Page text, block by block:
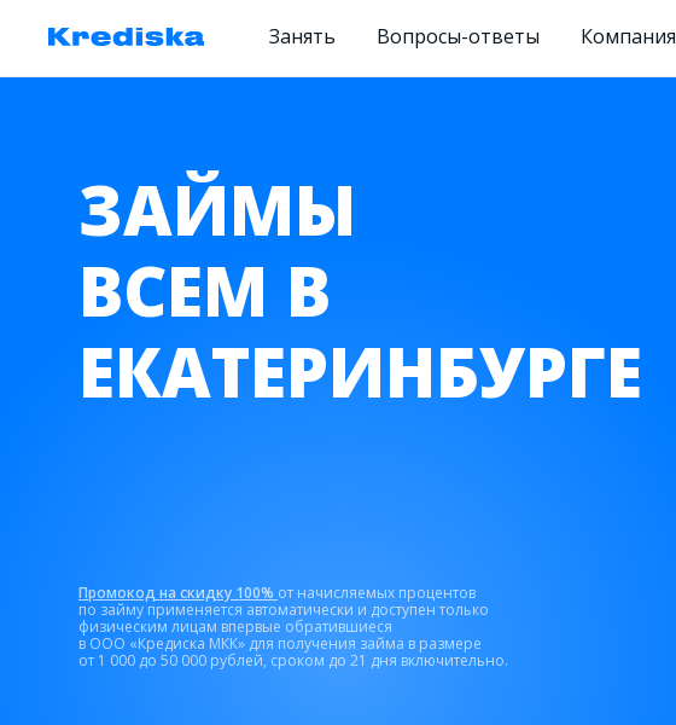
Занять Вопросы-ответы Компания
ЗАЙМЫ
ВСЕМ В
ЕКАТЕРИНБУРГЕ
Промокод на скидку 100% от начисляемых процентов
по займу применяется автоматически и доступен только
физическим лицам впервые обратившиеся
в ООО «Кредиска МКК» для получения займа в размере
от 1 000 до 50 000 рублей, сроком до 21 дня включительно.